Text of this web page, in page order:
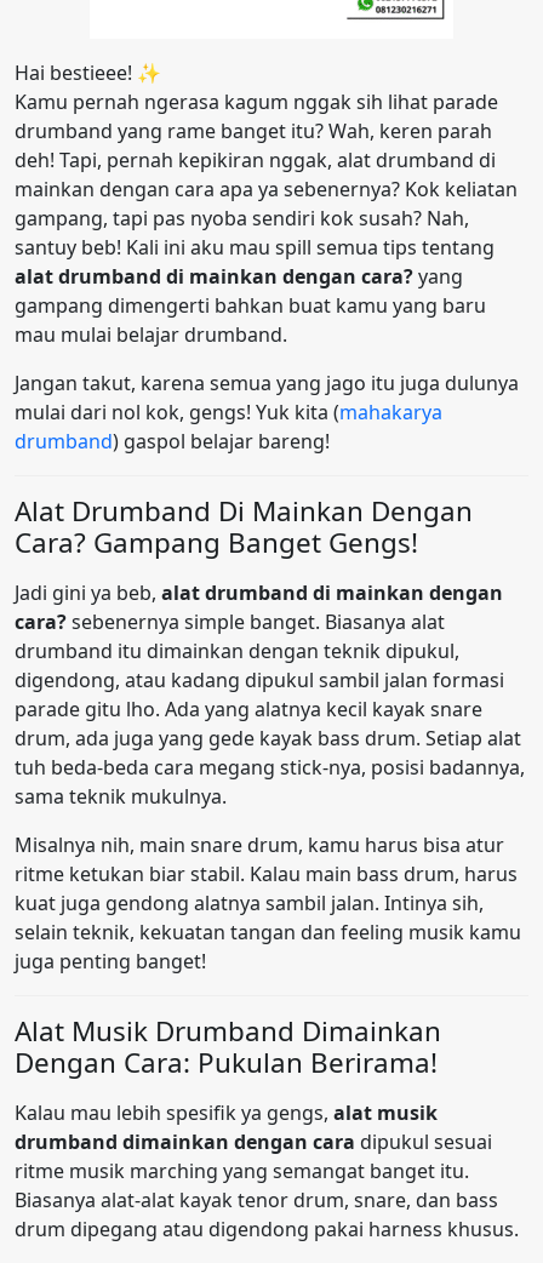
Hai bestieee! ✨
Kamu pernah ngerasa kagum nggak sih lihat parade
drumband yang rame banget itu? Wah, keren parah
deh! Tapi, pernah kepikiran nggak, alat drumband di
mainkan dengan cara apa ya sebenernya? Kok keliatan
gampang, tapi pas nyoba sendiri kok susah? Nah,
santuy beb! Kali ini aku mau spill semua tips tentang
alat drumband di mainkan dengan cara?yang
gampang dimengerti bahkan buat kamu yang baru
mau mulai belajar drumband.
Jangan takut, karena semua yang jago itu juga dulunya
mulai dari nol kok, gengs! Yuk kita (mahakarya
drumband) gaspol belajar bareng!
Alat Drumband Di Mainkan Dengan
Cara? Gampang Banget Gengs!
Jadi gini ya beb, alat drumband di mainkan dengan
cara?sebenernya simple banget. Biasanya alat
drumband itu dimainkan dengan teknik dipukul,
digendong, atau kadang dipukul sambil jalan formasi
parade gitu lho. Ada yang alatnya kecil kayak snare
drum, ada juga yang gede kayak bass drum. Setiap alat
tuh beda-beda cara megang stick-nya, posisi badannya,
sama teknik mukulnya.
Misalnya nih, main snare drum, kamu harus bisa atur
ritme ketukan biar stabil. Kalau main bass drum, harus
kuat juga gendong alatnya sambil jalan. Intinya sih,
selain teknik, kekuatan tangan dan feeling musik kamu
juga penting banget!
Alat Musik Drumband Dimainkan
Dengan Cara: Pukulan Berirama!
Kalau mau lebih spesifik ya gengs, alat musik
drumband dimainkan dengan cara dipukul sesuai
ritme musik marching yang semangat banget itu.
Biasanya alat-alat kayak tenor drum, snare, dan bass
drum dipegang atau digendong pakai harness khusus.